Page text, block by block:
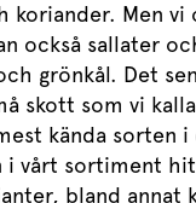
koriander. Men vi
också sallater
grönkål. Det
skott som vi
kända sorten
i vårt sortiment
bland annat